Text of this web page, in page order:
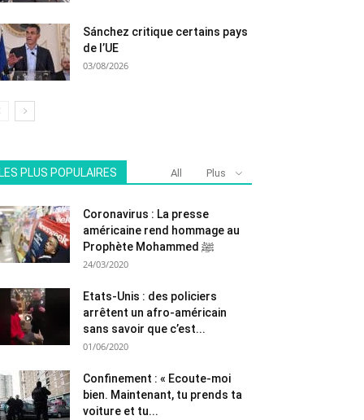
Sánchez critique certains pays
de l’UE
03/08/2026
LES PLUS POPULAIRES All Plus
Coronavirus : La presse
américaine rend hommage au
Prophète Mohammed ﷺ
24/03/2020
Etats-Unis : des policiers
arrêtent un afro-américain
sans savoir que c’est...
01/06/2020
Confinement : « Ecoute-moi
bien. Maintenant, tu prends ta
voiture et tu...